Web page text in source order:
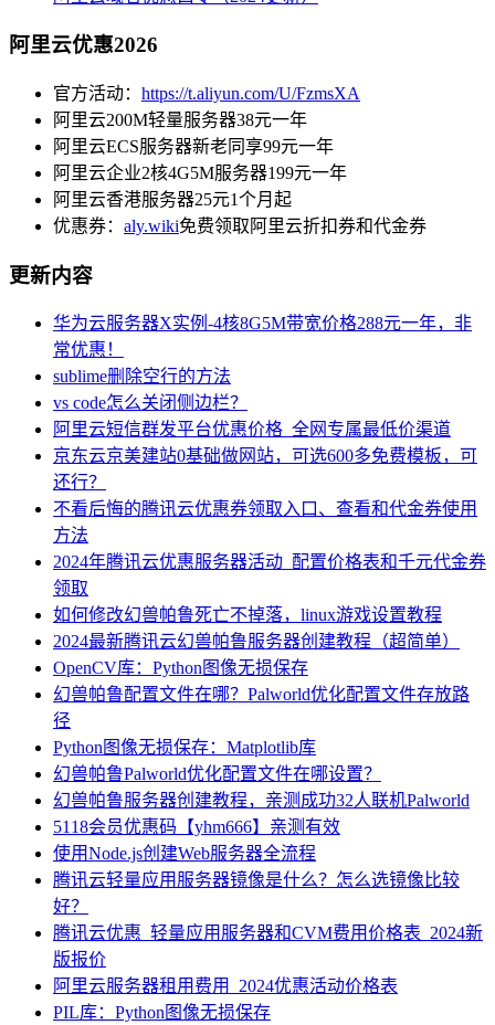
阿里云优惠2026
官方活动： https://t.aliyun.com/U/FzmsXA
阿里云200M轻量服务器38元一年
阿里云ECS服务器新老同享99元一年
阿里云企业2核4G5M服务器199元一年
阿里云香港服务器25元1个月起
优惠券： aly.wiki免费领取阿里云折扣券和代金券
更新内容
华为云服务器X实例-4核8G5M带宽价格288元一年，非
常优惠！
sublime删除空行的方法
vs code怎么关闭侧边栏？
阿里云短信群发平台优惠价格_全网专属最低价渠道
京东云京美建站0基础做网站，可选600多免费模板，可
还行？
不看后悔的腾讯云优惠券领取入口、查看和代金券使用
方法
2024年腾讯云优惠服务器活动_配置价格表和千元代金券
领取
如何修改幻兽帕鲁死亡不掉落，linux游戏设置教程
2024最新腾讯云幻兽帕鲁服务器创建教程（超简单）
OpenCV库：Python图像无损保存
幻兽帕鲁配置文件在哪？Palworld优化配置文件存放路
径
Python图像无损保存：Matplotlib库
幻兽帕鲁Palworld优化配置文件在哪设置？
幻兽帕鲁服务器创建教程，亲测成功32人联机Palworld
5118会员优惠码【yhm666】亲测有效
使用Node.js创建Web服务器全流程
腾讯云轻量应用服务器镜像是什么？怎么选镜像比较
好？
腾讯云优惠_轻量应用服务器和CVM费用价格表_2024新
版报价
阿里云服务器租用费用_2024优惠活动价格表
PIL库：Python图像无损保存